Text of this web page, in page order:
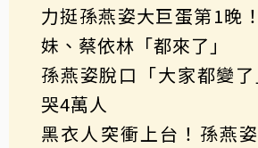
力挺孫燕姿大巨蛋第1晚
妹、蔡依林「都來了」
孫燕姿脫口「大家都變
哭4萬人
黑衣人突衝上台！孫燕